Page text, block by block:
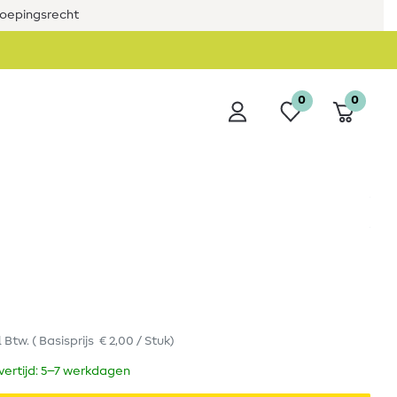
0 0
Btw. ( Basisprijs € 2,00 / Stuk)
5–7 werkdagen